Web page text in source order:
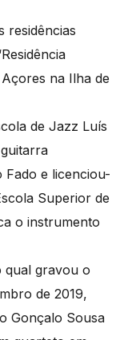
residências
na Ilha de
de Jazz Luís
Fado e licenciou-
Superior de
o instrumento
qual gravou o
de 2019,
Gonçalo Sousa